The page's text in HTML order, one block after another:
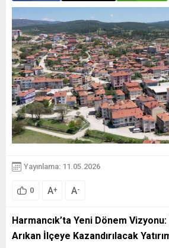
Yayınlama: 11.05.2026
0 A+ A-
Harmancık’ta Yeni Dönem
Arıkan İlçeye Kazandırılacak